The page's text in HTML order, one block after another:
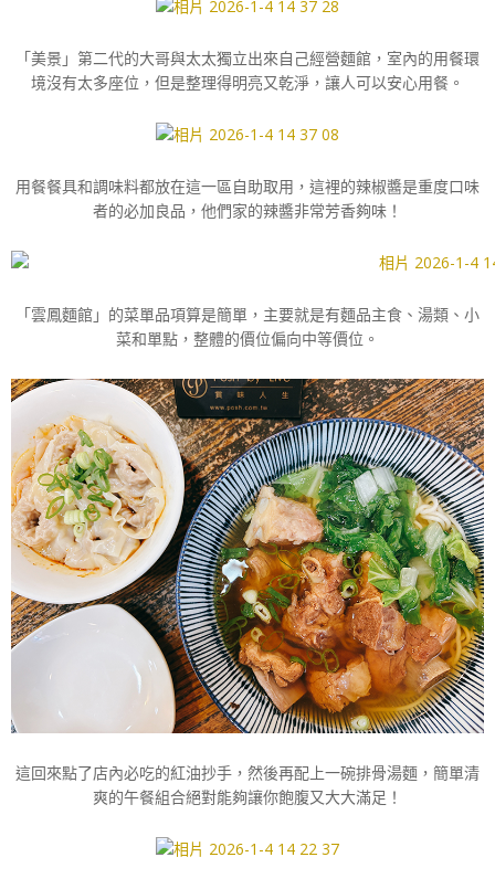
「美景」第二代的大哥與太太獨立出來自己經營麵館，室內的用餐環
境沒有太多座位，但是整理得明亮又乾淨，讓人可以安心用餐。
用餐餐具和調味料都放在這一區自助取用，這裡的辣椒醬是重度口味
者的必加良品，他們家的辣醬非常芳香夠味！
「雲鳳麵館」的菜單品項算是簡單，主要就是有麵品主食、湯類、小
菜和單點，整體的價位偏向中等價位。
這回來點了店內必吃的紅油抄手，然後再配上一碗排骨湯麵，簡單清
爽的午餐組合絕對能夠讓你飽腹又大大滿足！